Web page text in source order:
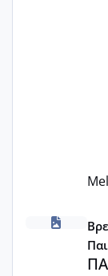
ΠΑΙΔΙΚΟΙ